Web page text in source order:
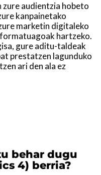
audientzia hobeto
kanpainetako
marketin digitaleko
hartzeko.
gure aditu-taldeak
prestatzen lagunduko
ari den ala ez
behar dugu
4) berria?